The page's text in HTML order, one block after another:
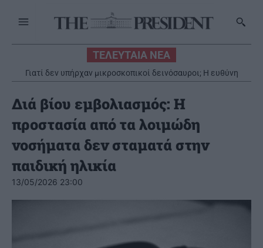
ΤΕΛΕΥΤΑΙΑ ΝΕΑ
Γιατί δεν υπήρχαν μικροσκοπικοί δεινόσαυροι; Η ευθύνη
βαραίνει τα θηλαστικά
Διά βίου εμβολιασμός: Η
προστασία από τα λοιμώδη
νοσήματα δεν σταματά στην
παιδική ηλικία
13/05/2026 23:00